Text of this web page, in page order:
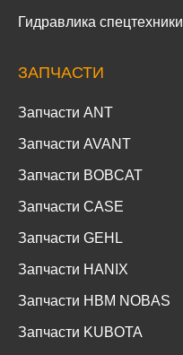
Гидравлика спецтехники
ЗАПЧАСТИ
Запчасти ANT
Запчасти AVANT
Запчасти BOBCAT
Запчасти CASE
Запчасти GEHL
Запчасти HANIX
Запчасти HBM NOBAS
Запчасти KUBOTA